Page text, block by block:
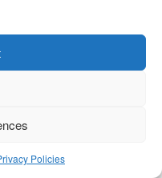
Policies